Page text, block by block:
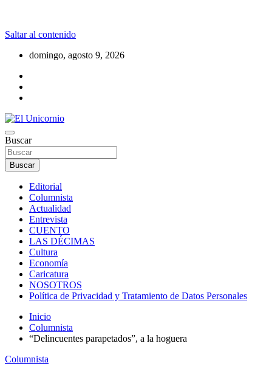
Saltar al contenido
domingo, agosto 9, 2026
El Unicornio
La realidad supera la fantasía
Buscar
Buscar
Editorial
Columnista
Actualidad
Entrevista
CUENTO
LAS DÉCIMAS
Cultura
Economía
Caricatura
NOSOTROS
Política de Privacidad y Tratamiento de Datos Personales
Inicio
Columnista
“Delincuentes parapetados”, a la hoguera
Columnista